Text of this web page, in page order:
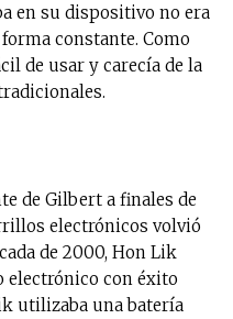
en su dispositivo no era
constante. Como
de usar y carecía de la
de Gilbert a finales de
electrónicos volvió
de 2000, Hon Lik
con éxito
utilizaba una batería